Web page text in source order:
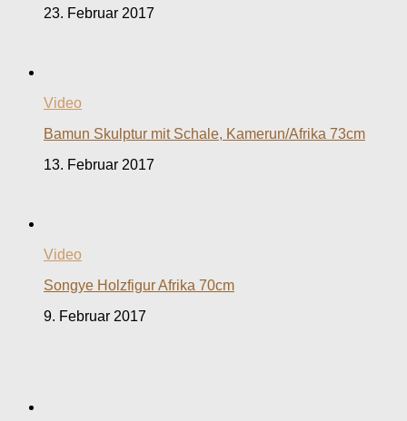
23. Februar 2017
Video
Bamun Skulptur mit Schale, Kamerun/Afrika 73cm
13. Februar 2017
Video
Songye Holzfigur Afrika 70cm
9. Februar 2017